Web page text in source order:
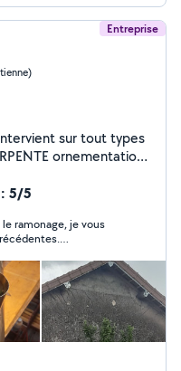
Entreprise
sur tout types
ornementation
5/5
ramonage, je vous